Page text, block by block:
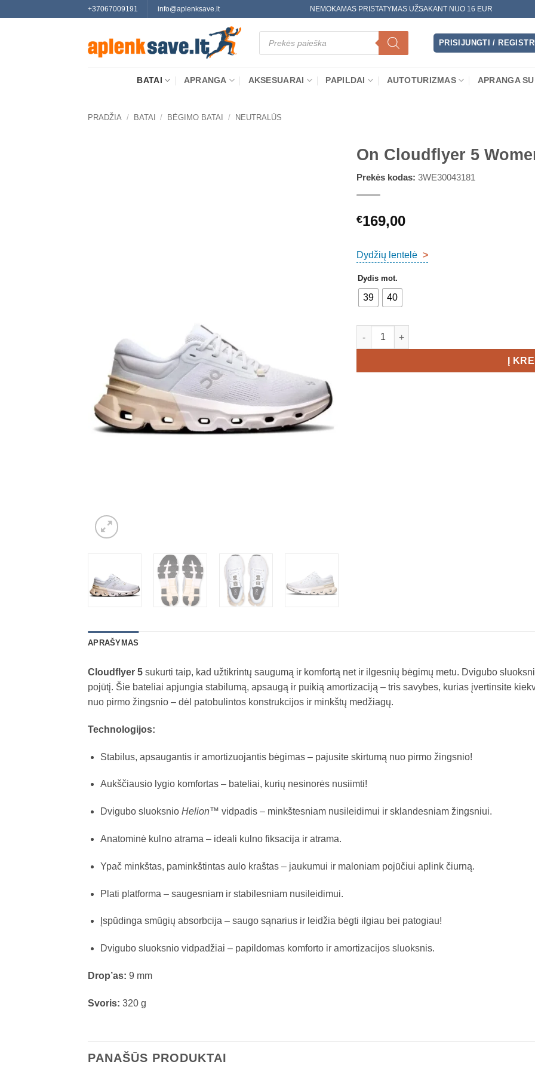
+37067009191 info@aplenksave.lt NEMOKAMAS PRISTATYMAS UŽSAKANT NUO 16 EUR
Products
search
PRISIJUNGTI /
BATAI APRANGA AKSESUARAI PAPILDAI AUTOTURIZMAS APRANGA
PRADŽIA / BATAI / BĖGIMO BATAI / NEUTRALŪS
On Cloudflyer 5
Prekės kodas: 3WE30043181
€169,00
Dydžių lentelė >
Dydis mot.
39 40
produkto kiekis: On Cloudflyer 5 Women's
Į
APRAŠYMAS
Cloudflyer 5 sukurti taip, kad užtikrintų saugumą ir komfortą net ir ilgesnių bėgimų metu. Dvigubo
pojūtį. Šie bateliai apjungia stabilumą, apsaugą ir puikią amortizaciją – tris savybes, kurias įvertinsite
nuo pirmo žingsnio – dėl patobulintos konstrukcijos ir minkštų medžiagų.
Technologijos:
Stabilus, apsaugantis ir amortizuojantis bėgimas – pajusite skirtumą nuo pirmo žingsnio!
Aukščiausio lygio komfortas – bateliai, kurių nesinorės nusiimti!
Dvigubo sluoksnio Helion™ vidpadis – minkštesniam nusileidimui ir sklandesniam žingsniui.
Anatominė kulno atrama – ideali kulno fiksacija ir atrama.
Ypač minkštas, paminkštintas aulo kraštas – jaukumui ir maloniam pojūčiui aplink čiurną.
Plati platforma – saugesniam ir stabilesniam nusileidimui.
Įspūdinga smūgių absorbcija – saugo sąnarius ir leidžia bėgti ilgiau bei patogiau!
Dvigubo sluoksnio vidpadžiai – papildomas komforto ir amortizacijos sluoksnis.
Drop’as: 9 mm
Svoris: 320 g
PANAŠŪS PRODUKTAI